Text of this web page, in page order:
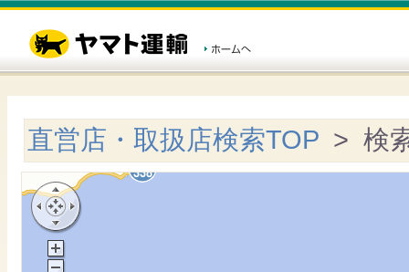
直営店・取扱店検索TOP > 検